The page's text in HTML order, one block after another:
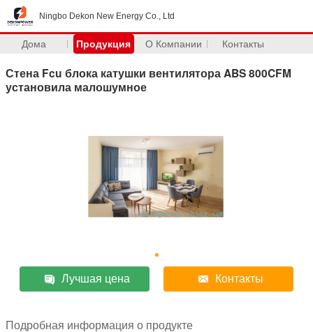
Ningbo Dekon New Energy Co., Ltd
Дома Продукция О Компании Контакты
Стена Fcu блока катушки вентилятора ABS 800CFM
установила малошумное
Лучшая цена Контакты
Подробная информация о продукте